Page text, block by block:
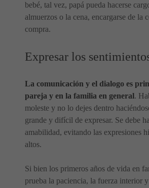
bebé, tal vez, papá pueda hacerse
almuerzos o la cena, encargarse de la
compra.
Expresar los
La comunicación y el dialogo es
pareja y en la familia en general.
moleste y no lo dejes dentro
grande y difícil de expresar. Se debe
amabilidad, evitando las expresiones
altos.
Si bien los primeros años de vida en
prueba la paciencia, la fuerza interior